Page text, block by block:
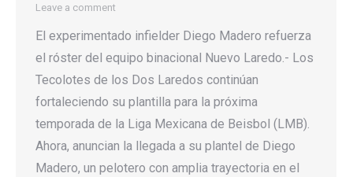
Leave a comment
El experimentado infielder Diego Madero refuerza
el róster del equipo binacional Nuevo Laredo.- Los
Tecolotes de los Dos Laredos continúan
fortaleciendo su plantilla para la próxima
temporada de la Liga Mexicana de Beisbol (LMB).
Ahora, anuncian la llegada a su plantel de Diego
Madero, un pelotero con amplia trayectoria en el